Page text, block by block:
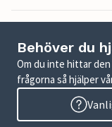
Behöver du
Om du inte hittar
frågorna så hjälper